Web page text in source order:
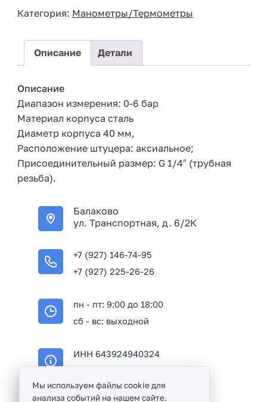
Категория: Манометры/Термометры
Описание Детали
Описание
Диапазон измерения: 0-6 бар
Материал корпуса сталь
Диаметр корпуса 40 мм,
Расположение штуцера: аксиальное;
Присоединительный размер: G 1/4″ (трубная
резьба).
Балаково
ул. Транспортная, д. 6/2К
+7 (927) 146-74-95
+7 (927) 225-26-26
пн - пт: 9:00 до 18:00
сб - вс: выходной
ИНН 643924940324
Мы используем файлы cookie для
анализа событий на нашем сайте.